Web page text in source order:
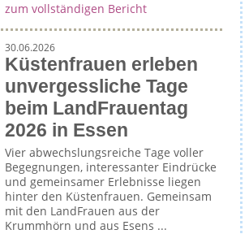
zum vollständigen Bericht
30.06.2026
Küstenfrauen erleben
unvergessliche Tage
beim LandFrauentag
2026 in Essen
Vier abwechslungsreiche Tage voller
Begegnungen, interessanter Eindrücke
und gemeinsamer Erlebnisse liegen
hinter den Küstenfrauen. Gemeinsam
mit den LandFrauen aus der
Krummhörn und aus Esens ...